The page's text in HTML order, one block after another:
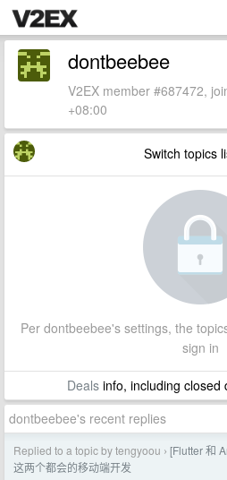
dontbeebee
V2EX member #687472,
+08:00
Switch topics
Per dontbeebee's settings, the
sign in
Dealsinfo, including closed
dontbeebee's recent replies
Replied to a topic by tengyoou › [Flutter 和
这两个都会的移动端开发